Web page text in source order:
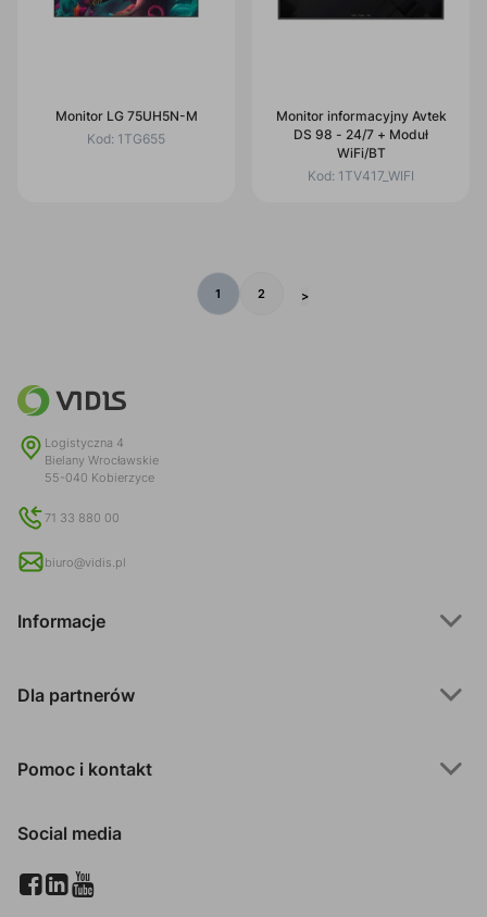
Monitor LG 75UH5N-M
Kod: 1TG655
Monitor informacyjny Avtek
DS 98 - 24/7 + Moduł
WiFi/BT
Kod: 1TV417_WIFI
1 2 >
Logistyczna 4
Bielany Wrocławskie
55-040 Kobierzyce
71 33 880 00
biuro@vidis.pl
Informacje
Dla partnerów
Pomoc i kontakt
Social media